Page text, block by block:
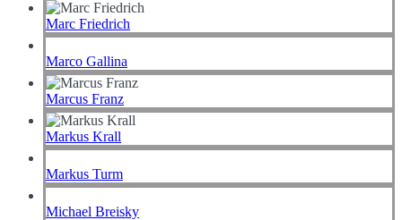
Marc Friedrich
Marco Gallina
Marcus Franz
Markus Krall
Markus Turm
Michael Breisky